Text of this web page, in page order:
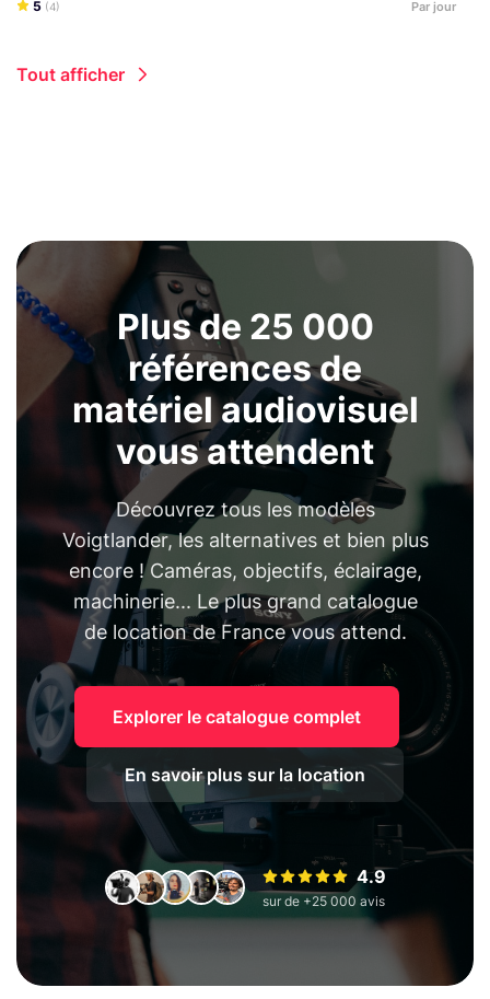
5 (4) Par jour
Tout afficher
Plus de 25 000
références de
matériel audiovisuel
vous attendent
Découvrez tous les modèles
Voigtlander, les alternatives et bien plus
encore ! Caméras, objectifs, éclairage,
machinerie... Le plus grand catalogue
de location de France vous attend.
Explorer le catalogue complet
En savoir plus sur la location
4.9
sur de +25 000 avis